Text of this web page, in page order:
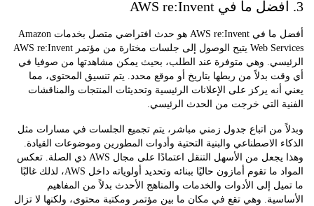
أفضل ما في AWS re:Invent هو حدث افتراضي متصل بخدمات Amazon
Web Services يتيح الوصول إلى جلسات مختارة من مؤتمر AWS re:Invent
وهي متوفرة عند الطلب، بحيث يمكن مشاهدتها من صوفيا في
بدلاً من ربطها بتاريخ أو موقع محدد. يتم تنسيق المحتوى، مما
يركز على الإعلانات الرئيسية وتحديثات المنتجات والمناقشات
التي خرجت من الحدث الرئيسي.
من اتباع جدول زمني مباشر، يتم تجميع الجلسات في مسارات مثل
الاصطناعي والبنية التحتية وأدوات المطورين وموضوعات القيادة.
وهذا يجعل من الأسهل التنقل اعتمادًا على مجال AWS ذي الصلة. تعكس
المواد ما تقوم أمازون حاليًا ببنائه وتحديد أولوياته داخل AWS، لذلك غالبًا
إلى الأدوات والخدمات والمناهج الأحدث بدلاً من المفاهيم
وهي تقع في مكان ما بين مؤتمر ومكتبة محتوى، ولكنها لا تزال